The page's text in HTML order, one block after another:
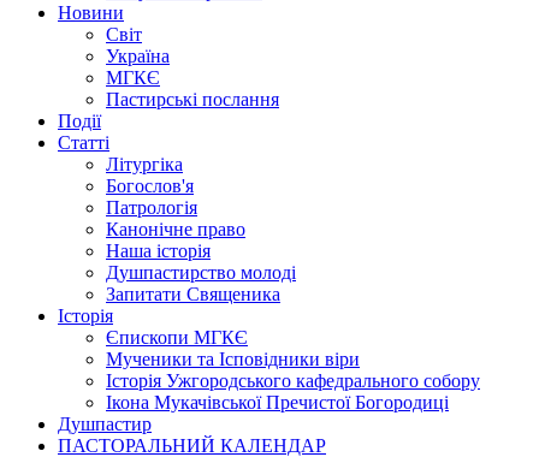
Новини
Світ
Україна
МГКЄ
Пастирські послання
Події
Статті
Літургіка
Богослов'я
Патрологія
Канонічне право
Наша історія
Душпастирство молоді
Запитати Священика
Історія
Єпископи МГКЄ
Мученики та Ісповідники віри
Історія Ужгородського кафедрального собору
Ікона Мукачівської Пречистої Богородиці
Душпастир
ПАСТОРАЛЬНИЙ КАЛЕНДАР